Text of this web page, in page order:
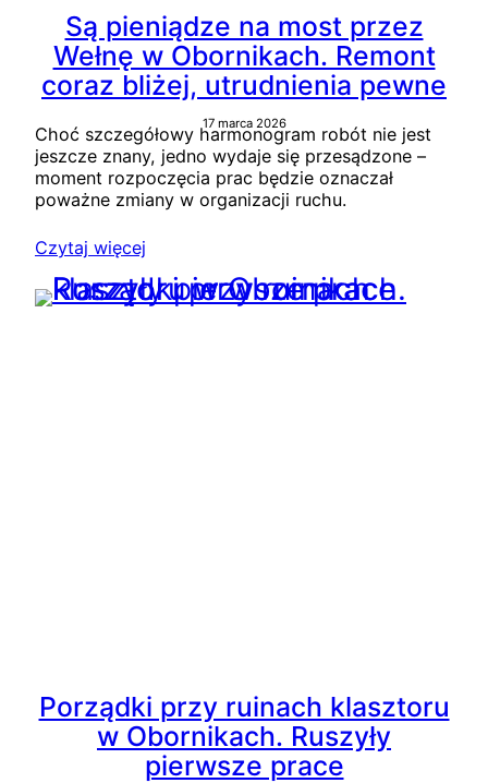
Są pieniądze na most przez
Wełnę w Obornikach. Remont
coraz bliżej, utrudnienia pewne
17 marca 2026
Choć szczegółowy harmonogram robót nie jest
jeszcze znany, jedno wydaje się przesądzone –
moment rozpoczęcia prac będzie oznaczał
poważne zmiany w organizacji ruchu.
Czytaj więcej
Porządki przy ruinach klasztoru
w Obornikach. Ruszyły
pierwsze prace